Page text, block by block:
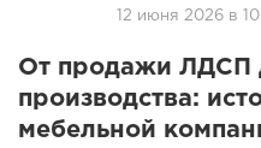
12 июня 2026 в
От продажи ЛДСП
производства:
мебельной